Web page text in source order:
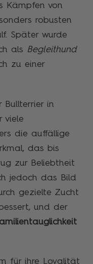
Kämpfen von
robusten
Später wurde
als Begleithund
zu einer
Bullterrier in
viele
die auffällige
das bis
zur Beliebtheit
jedoch das Bild
gezielte Zucht
und der
für ihre Loyalität